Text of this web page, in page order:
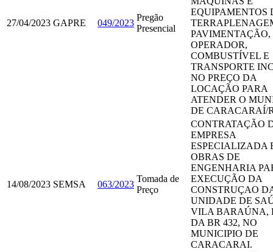
27/04/2023 GAPRE 049/2023
Pregão
Presencial
EQUIPAMENTOS
PAVIMENTAÇÃO,
OPERADOR,
COMBUSTÍVEL E
TRANSPORTE
NO PREÇO DA
LOCAÇÃO PARA
ATENDER O
DE CARACARAÍ/
14/08/2023 SEMSA 063/2023
Tomada de
Preço
CONTRATAÇÃO
EMPRESA
ESPECIALIZADA
OBRAS DE
ENGENHARIA
EXECUÇÃO DA
CONSTRUÇAO
UNIDADE DE
VILA BARAÚNA,
DA BR 432, NO
MUNICIPIO DE
CARACARAI.